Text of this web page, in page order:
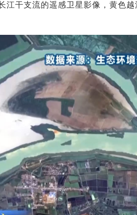
江干支流的遥感卫星影像，黄色